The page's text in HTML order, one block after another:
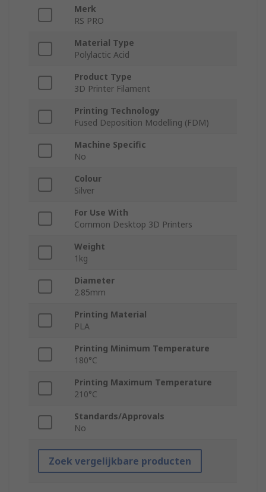
Merk
RS PRO
Material Type
Polylactic Acid
Product Type
3D Printer Filament
Printing Technology
Fused Deposition Modelling (FDM)
Machine Specific
No
Colour
Silver
For Use With
Common Desktop 3D Printers
Weight
1kg
Diameter
2.85mm
Printing Material
PLA
Printing Minimum Temperature
180°C
Printing Maximum Temperature
210°C
Standards/Approvals
No
Zoek vergelijkbare producten